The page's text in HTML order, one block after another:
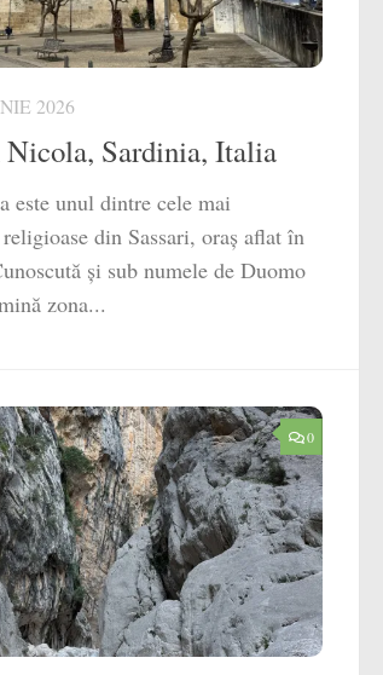
2026
Nicola, Sardinia, Italia
este unul dintre cele mai
din Sassari, oraș aflat în
și sub numele de Duomo
zona...
0